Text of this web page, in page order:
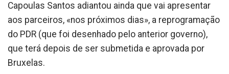
Capoulas Santos adiantou ainda que vai apresentar
aos parceiros, «nos próximos dias», a reprogramação
do PDR (que foi desenhado pelo anterior governo),
que terá depois de ser submetida e aprovada por
Bruxelas.